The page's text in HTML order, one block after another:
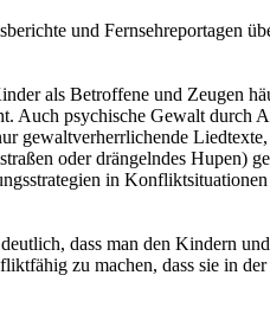
und Fernsehreportagen
als Betroffene und Zeugen
Auch psychische Gewalt durch
gewaltverherrlichende
oder drängelndes Hupen)
in
dass man den Kindern
zu machen, dass sie in